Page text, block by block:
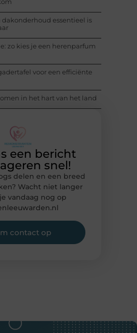
essentieel is
zo kies je een herenparfum
voor een efficiënte
in het hart van het land
een bericht
snel!
delen en een breed
Wacht niet langer
vandaag nog op
contact op